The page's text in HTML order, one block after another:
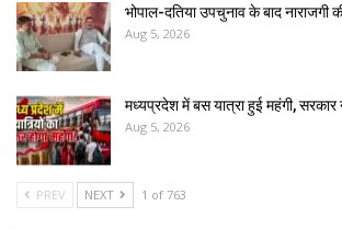
भोपाल-दतिया उपचुनाव के बाद नाराजगी
Aug 5, 2026
मध्यप्रदेश में बस यात्रा हुई महंगी, सरकार
Aug 5, 2026
PREV NEXT 1 of 763